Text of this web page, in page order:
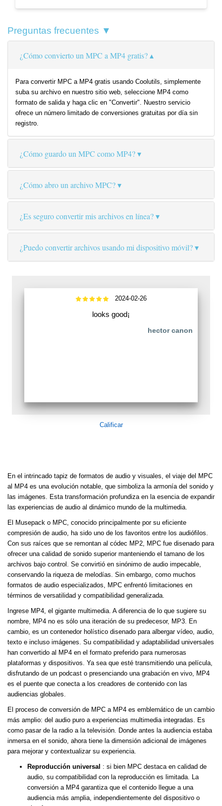
Preguntas frecuentes ▼
¿Cómo convierto un MPC a MP4 gratis?
Para convertir MPC a MP4 gratis usando Coolutils, simplemente
suba su archivo en nuestro sitio web, seleccione MP4 como
formato de salida y haga clic en "Convertir". Nuestro servicio
ofrece un número limitado de conversiones gratuitas por día sin
registro.
¿Cómo guardo un MPC como MP4?
¿Cómo abro un archivo MPC?
¿Es seguro convertir mis archivos en línea?
¿Puedo convertir archivos usando mi dispositivo móvil?
2024-02-26
looks good¡
hector canon
Calificar
En el intrincado tapiz de formatos de audio y visuales, el viaje del MPC
al MP4 es una evolución notable, que simboliza la armonía del sonido y
las imágenes. Esta transformación profundiza en la esencia de expandir
las experiencias de audio al dinámico mundo de la multimedia.
El Musepack o MPC, conocido principalmente por su eficiente
compresión de audio, ha sido uno de los favoritos entre los audiófilos.
Con sus raíces que se remontan al códec MP2, MPC fue disenado para
ofrecer una calidad de sonido superior manteniendo el tamano de los
archivos bajo control. Se convirtió en sinónimo de audio impecable,
conservando la riqueza de melodías. Sin embargo, como muchos
formatos de audio especializados, MPC enfrentó limitaciones en
términos de versatilidad y compatibilidad generalizada.
Ingrese MP4, el gigante multimedia. A diferencia de lo que sugiere su
nombre, MP4 no es sólo una iteración de su predecesor, MP3. En
cambio, es un contenedor holístico disenado para albergar vídeo, audio,
texto e incluso imágenes. Su compatibilidad y adaptabilidad universales
han convertido al MP4 en el formato preferido para numerosas
plataformas y dispositivos. Ya sea que esté transmitiendo una película,
disfrutando de un podcast o presenciando una grabación en vivo, MP4
es el puente que conecta a los creadores de contenido con las
audiencias globales.
El proceso de conversión de MPC a MP4 es emblemático de un cambio
más amplio: del audio puro a experiencias multimedia integradas. Es
como pasar de la radio a la televisión. Donde antes la audiencia estaba
inmersa en el sonido, ahora tiene la dimensión adicional de imágenes
para mejorar y contextualizar su experiencia.
Reproducción universal : si bien MPC destaca en calidad de
audio, su compatibilidad con la reproducción es limitada. La
conversión a MP4 garantiza que el contenido llegue a una
audiencia más amplia, independientemente del dispositivo o